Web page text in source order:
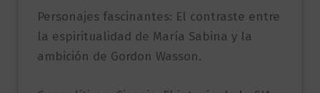
Personajes fascinantes: El contraste entre
la espiritualidad de María Sabina y la
ambición de Gordon Wasson.